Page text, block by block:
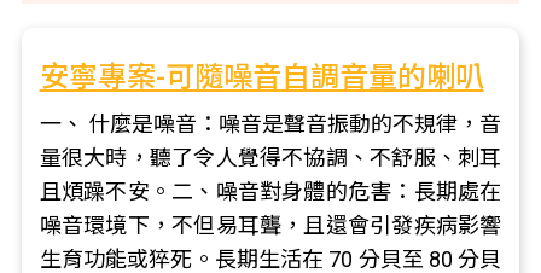
安寧專案-可隨噪音自調音量的喇叭
一、 什麼是噪音：噪音是聲音振動的不規律，音
量很大時，聽了令人覺得不協調、不舒服、刺耳
且煩躁不安。二、噪音對身體的危害：長期處在
噪音環境下，不但易耳聾，且還會引發疾病影響
生育功能或猝死。長期生活在 70 分貝至 80 分貝